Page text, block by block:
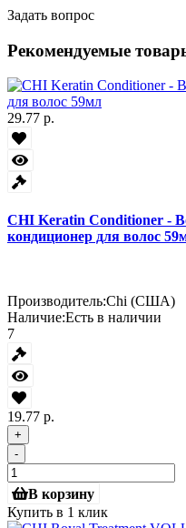
Задать вопрос
Рекомендуемые
29.77 р.
CHI Keratin Conditioner -
кондиционер для волос
Производитель:Chi (США)
Наличие:Есть в наличии
7
19.77 р.
+
-
В корзину
Купить в 1 клик